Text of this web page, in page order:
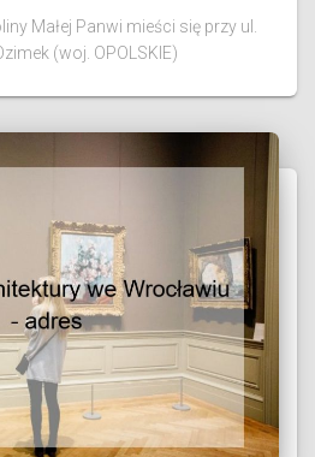
Małej Panwi mieści się przy ul.
(woj. OPOLSKIE)